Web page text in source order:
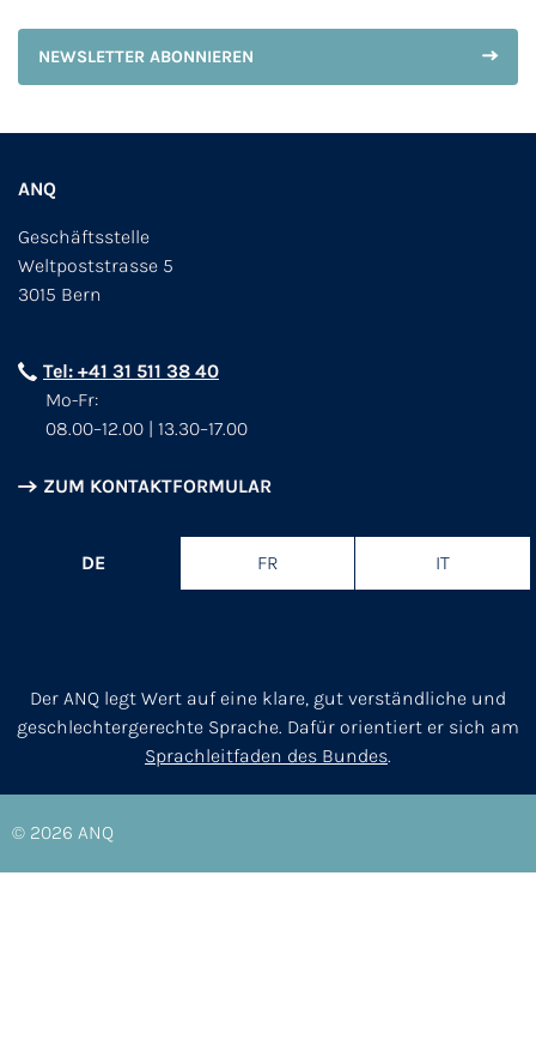
NEWSLETTER ABONNIEREN
ANQ
Geschäftsstelle
Weltpoststrasse 5
3015 Bern
Tel: +41 31 511 38 40
Mo-Fr:
08.00–12.00 | 13.30–17.00
ZUM KONTAKTFORMULAR
DE FR IT
Der ANQ legt Wert auf eine klare, gut verständliche und
geschlechtergerechte Sprache. Dafür orientiert er sich am
Sprachleitfaden des Bundes.
© 2026 ANQ